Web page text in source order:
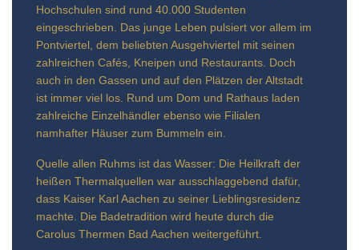
Hochschulen sind rund 40.000 Studenten
eingeschrieben. Das junge Leben pulsiert vor allem im
Pontviertel, dem beliebten Ausgehviertel mit seinen
zahlreichen Cafés, Kneipen und Restaurants. Doch
auch in den Gassen und auf den Plätzen der Altstadt
ist immer viel los. Rund um Dom und Rathaus laden
zahlreiche Einzelhändler ebenso wie Filialen
namhafter Häuser zum Bummeln ein.
Quelle allen Ruhms ist das Wasser: Die Heilkraft der
heißen Thermalquellen war ausschlaggebend dafür,
dass Kaiser Karl Aachen zu seiner Lieblingsresidenz
machte. Die Badetradition wird heute durch die
Carolus Thermen Bad Aachen weitergeführt.